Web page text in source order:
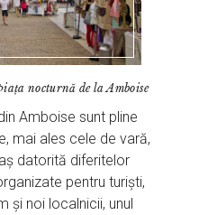
nocturnă de la Amboise
Amboise sunt pline
mai ales cele de vară,
datorită diferitelor
pentru turiști,
și noi localnicii, unul